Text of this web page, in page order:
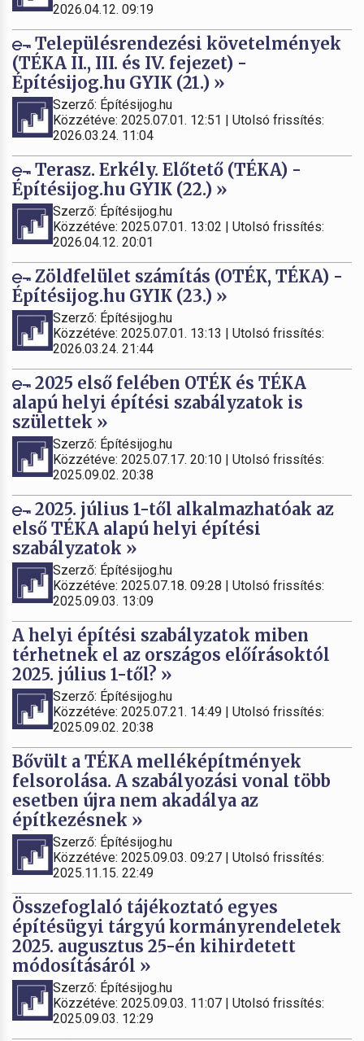
2026.04.12. 09:19
Településrendezési követelmények
(TÉKA II., III. és IV. fejezet) -
Építésijog.hu GYIK (21.) »
Szerző: Építésijog.hu
Közzétéve: 2025.07.01. 12:51 | Utolsó frissítés:
2026.03.24. 11:04
Terasz. Erkély. Előtető (TÉKA) -
Építésijog.hu GYIK (22.) »
Szerző: Építésijog.hu
Közzétéve: 2025.07.01. 13:02 | Utolsó frissítés:
2026.04.12. 20:01
Zöldfelület számítás (OTÉK, TÉKA) -
Építésijog.hu GYIK (23.) »
Szerző: Építésijog.hu
Közzétéve: 2025.07.01. 13:13 | Utolsó frissítés:
2026.03.24. 21:44
2025 első felében OTÉK és TÉKA
alapú helyi építési szabályzatok is
születtek »
Szerző: Építésijog.hu
Közzétéve: 2025.07.17. 20:10 | Utolsó frissítés:
2025.09.02. 20:38
2025. július 1-től alkalmazhatóak az
első TÉKA alapú helyi építési
szabályzatok »
Szerző: Építésijog.hu
Közzétéve: 2025.07.18. 09:28 | Utolsó frissítés:
2025.09.03. 13:09
A helyi építési szabályzatok miben
térhetnek el az országos előírásoktól
2025. július 1-től? »
Szerző: Építésijog.hu
Közzétéve: 2025.07.21. 14:49 | Utolsó frissítés:
2025.09.02. 20:38
Bővült a TÉKA melléképítmények
felsorolása. A szabályozási vonal több
esetben újra nem akadálya az
építkezésnek »
Szerző: Építésijog.hu
Közzétéve: 2025.09.03. 09:27 | Utolsó frissítés:
2025.11.15. 22:49
Összefoglaló tájékoztató egyes
építésügyi tárgyú kormányrendeletek
2025. augusztus 25-én kihirdetett
módosításáról »
Szerző: Építésijog.hu
Közzétéve: 2025.09.03. 11:07 | Utolsó frissítés:
2025.09.03. 12:29